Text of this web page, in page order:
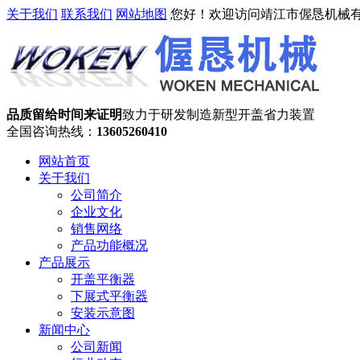
关于我们 联系我们 网站地图 您好！欢迎访问靖江市偓恳机械
品质留给时间来证明致力于研发制造新型开盖省力装置
全国咨询热线： 13605260410
网站首页
关于我们
公司简介
企业文化
销售网络
产品功能概况
产品展示
开盖平衡器
下展式平衡器
安装示意图
新闻中心
公司新闻